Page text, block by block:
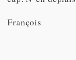
François